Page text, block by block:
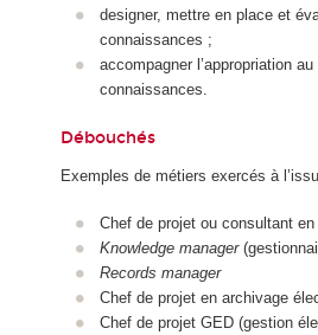
designer, mettre en place et
connaissances ;
accompagner l’appropriation
connaissances.
Débouchés
Exemples de métiers exercés à
Chef de projet ou consultant
Knowledge manager
Records manager
Chef de projet en archivage
Chef de projet GED (gestion